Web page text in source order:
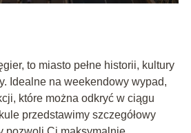
to miasto pełne historii, kultury
Idealne na weekendowy wypad,
które można odkryć w ciągu
przedstawimy szczegółowy